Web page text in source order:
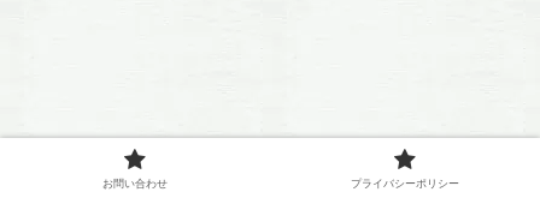
お問い合わせ プライバシーポリシー